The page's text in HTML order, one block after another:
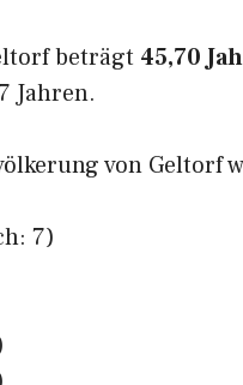
beträgt 45,70
Jahren.
von Geltorf
7)